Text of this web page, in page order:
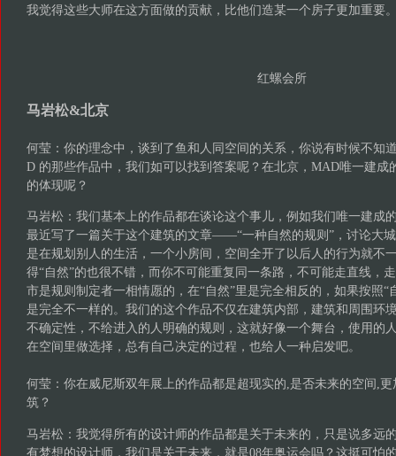
我觉得这些大师在这方面做的贡献，比他们造某一个房子更加重要
红螺会所
马岩松&北京
何莹：你的理念中，谈到了鱼和人同空间的关系，你说有时候不知
D 的那些作品中，我们如可以找到答案呢？在北京，MAD唯一建成
的体现呢？
马岩松：我们基本上的作品都在谈论这个事儿，例如我们唯一建
最近写了一篇关于这个建筑的文章——“一种自然的规则”，讨论大
是在规划别人的生活，一个小房间，空间全开了以后人的行为就不
得“自然”的也很不错，而你不可能重复同一条路，不可能走直线，
市是规则制定者一相情愿的，在“自然”里是完全相反的，如果按照“
是完全不一样的。我们的这个作品不仅在建筑内部，建筑和周围环
不确定性，不给进入的人明确的规则，这就好像一个舞台，使用的
在空间里做选择，总有自己决定的过程，也给人一种启发吧。
何莹：你在威尼斯双年展上的作品都是超现实的,是否未来的空间,
筑？
马岩松：我觉得所有的设计师的作品都是关于未来的，只是说多远
有梦想的设计师，我们是关于未来，就是08年奥运会吗？这挺可怕